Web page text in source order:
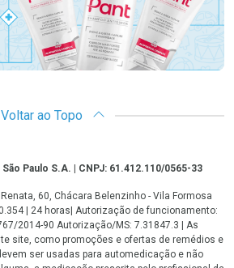
Voltar ao Topo
Paulo S.A. | CNPJ: 61.412.110/0565-33
60, Chácara Belenzinho - Vila Formosa
| 24 horas| Autorização de funcionamento:
2014-90 Autorização/MS: 7.31847.3 | As
site, como promoções e ofertas de remédios e
ser usadas para automedicação e não